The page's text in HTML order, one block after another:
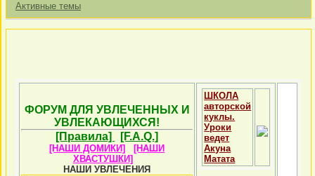
Активные темы
ФОРУМ ДЛЯ УВЛЕЧЕННЫХ И
УВЛЕКАЮЩИХСЯ!
[Правила]
[F.A.Q.]
[НАШИ ДОМИКИ]
[НАШИ
ХВАСТУШКИ]
НАШИ УВЛЕЧЕНИЯ
ШКОЛА
авторской
куклы.
Уроки
ведет
Акуна
Матата